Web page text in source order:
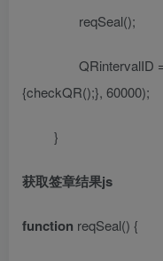
reqSeal();
QRintervalID =
{checkQR();}, 60000);
}
获取签章结果js
function reqSeal() {